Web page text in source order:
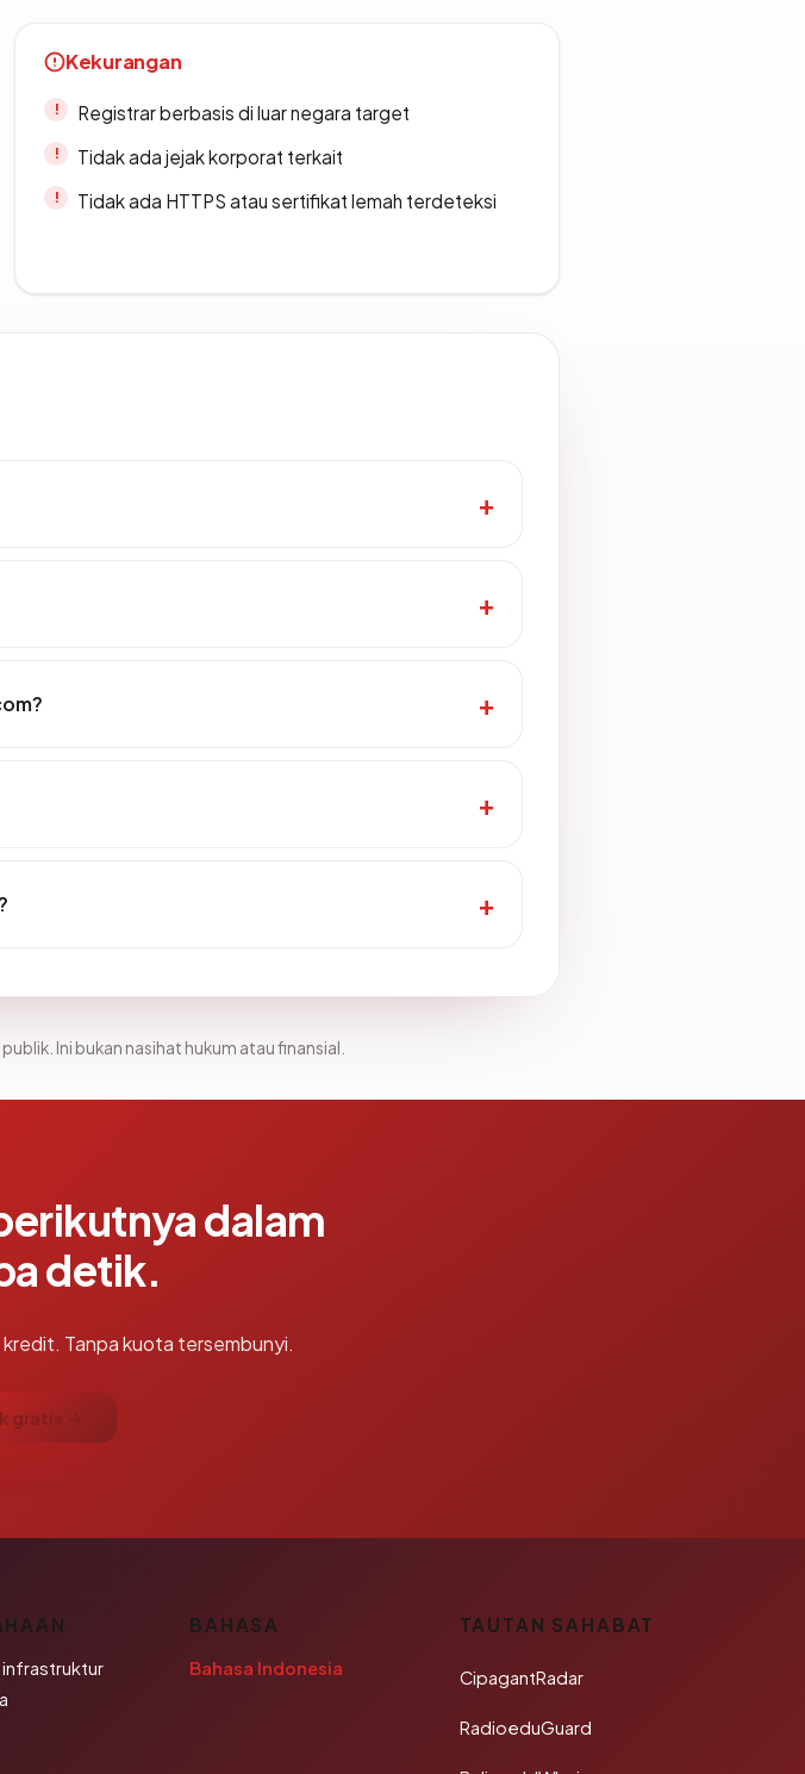
Kekurangan
Registrar berbasis di luar negara target
Tidak ada jejak korporat terkait
Tidak ada HTTPS atau sertifikat lemah terdeteksi
Ini bukan nasihat hukum atau finansial.
dalam
detik.
Tanpa kuota tersembunyi.
gratis →
BAHASA
Bahasa Indonesia
TAUTAN SAHABAT
CipagantRadar
RadioeduGuard